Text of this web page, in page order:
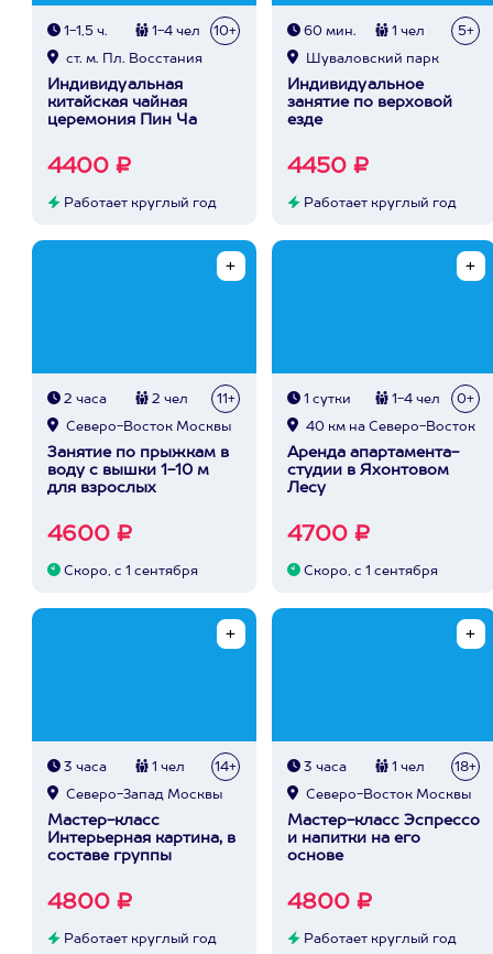
1-1,5 ч. 1-4 чел 10+
ст. м. Пл. Восстания
Индивидуальная
китайская чайная
церемония Пин Ча
4400 ₽
Работает круглый год
60 мин. 1 чел 5+
Шуваловский парк
Индивидуальное
занятие по верховой
езде
4450 ₽
Работает круглый год
2 часа 2 чел 11+
Северо-Восток Москвы
Занятие по прыжкам в
воду с вышки 1-10 м
для взрослых
4600 ₽
Скоро, с 1 сентября
1 сутки 1-4 чел 0+
40 км на Северо-Восток
Аренда апартамента-
студии в Яхонтовом
Лесу
4700 ₽
Скоро, с 1 сентября
3 часа 1 чел 14+
Северо-Запад Москвы
Мастер-класс
Интерьерная картина, в
составе группы
4800 ₽
Работает круглый год
3 часа 1 чел 18+
Северо-Восток Москвы
Мастер-класс Эспрессо
и напитки на его
основе
4800 ₽
Работает круглый год